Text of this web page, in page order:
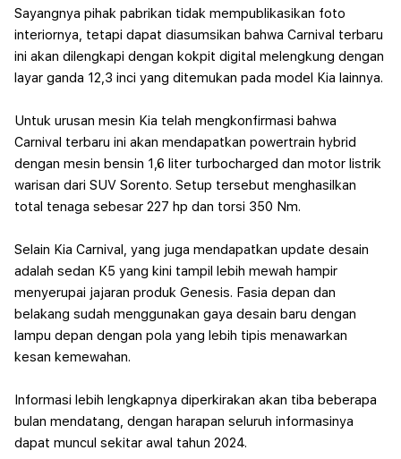
Sayangnya pihak pabrikan tidak mempublikasikan foto
interiornya, tetapi dapat diasumsikan bahwa Carnival terbaru
ini akan dilengkapi dengan kokpit digital melengkung dengan
layar ganda 12,3 inci yang ditemukan pada model Kia lainnya.
Untuk urusan mesin Kia telah mengkonfirmasi bahwa
Carnival terbaru ini akan mendapatkan powertrain hybrid
dengan mesin bensin 1,6 liter turbocharged dan motor listrik
warisan dari SUV Sorento. Setup tersebut menghasilkan
total tenaga sebesar 227 hp dan torsi 350 Nm.
Selain Kia Carnival, yang juga mendapatkan update desain
adalah sedan K5 yang kini tampil lebih mewah hampir
menyerupai jajaran produk Genesis. Fasia depan dan
belakang sudah menggunakan gaya desain baru dengan
lampu depan dengan pola yang lebih tipis menawarkan
kesan kemewahan.
Informasi lebih lengkapnya diperkirakan akan tiba beberapa
bulan mendatang, dengan harapan seluruh informasinya
dapat muncul sekitar awal tahun 2024.